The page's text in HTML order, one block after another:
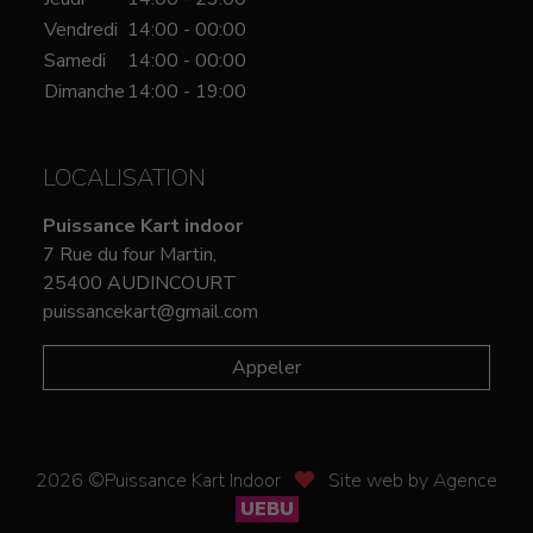
Vendredi 14:00 - 00:00
Samedi
14:00 - 00:00
Dimanche 14:00 - 19:00
LOCALISATION
Puissance Kart indoor
7 Rue du four Martin,
25400 AUDINCOURT
puissancekart@gmail.com
Appeler
2026 ©Puissance Kart Indoor
Site web by Agence
UEBU